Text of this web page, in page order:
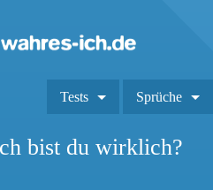
Tests Sprüche
bist du wirklich?